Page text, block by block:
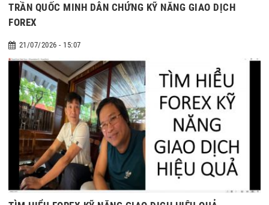
TRẦN QUỐC MINH DẪN CHỨNG KỸ NĂNG GIAO DỊCH
FOREX
21/07/2026 - 15:07